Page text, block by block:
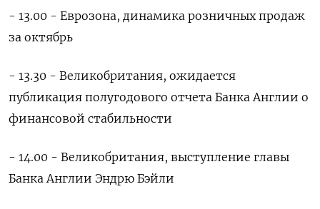
- 13.00 - Еврозона, динамика розничных продаж
за октябрь
- 13.30 - Великобритания, ожидается
публикация полугодового отчета Банка Англии о
финансовой стабильности
- 14.00 - Великобритания, выступление главы
Банка Англии Эндрю Бэйли